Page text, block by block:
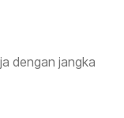
dengan jangka